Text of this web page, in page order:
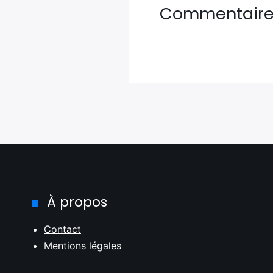
À propos
Contact
Mentions légales